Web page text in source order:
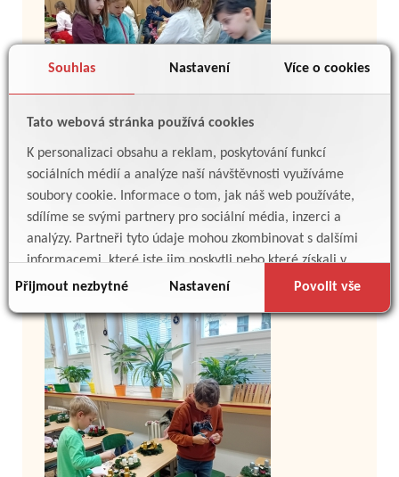
Souhlas Nastavení Více o cookies
Tato webová stránka používá cookies
K personalizaci obsahu a reklam, poskytování funkcí
sociálních médií a analýze naší návštěvnosti využíváme
soubory cookie. Informace o tom, jak náš web používáte,
sdílíme se svými partnery pro sociální média, inzerci a
analýzy. Partneři tyto údaje mohou zkombinovat s dalšími
informacemi, které jste jim poskytli nebo které získali v
důsledku toho, že používáte jejich služby.
Přijmout nezbytné Nastavení Povolit vše